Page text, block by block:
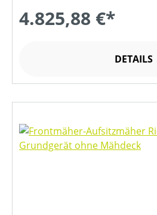
4.825,88 €*
DETAILS